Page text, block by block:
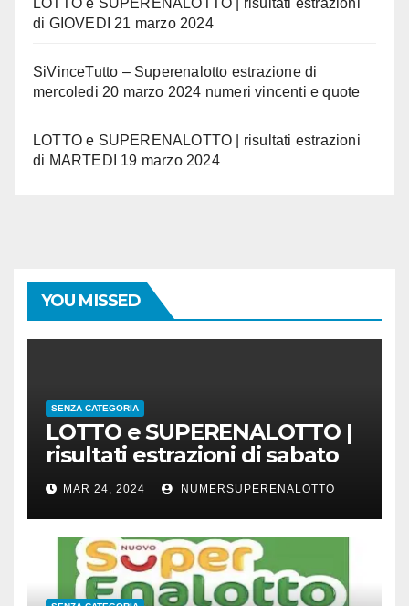
LOTTO e SUPERENALOTTO | risultati estrazioni
di GIOVEDI 21 marzo 2024
SiVinceTutto – Superenalotto estrazione di
mercoledi 20 marzo 2024 numeri vincenti e quote
LOTTO e SUPERENALOTTO | risultati estrazioni
di MARTEDI 19 marzo 2024
YOU MISSED
SENZA CATEGORIA
LOTTO e SUPERENALOTTO |
risultati estrazioni di sabato
23 marzo 2024
MAR 24, 2024 NUMERSUPERENALOTTO